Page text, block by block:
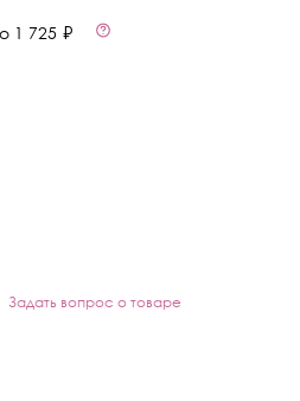
1 725 ₽
Задать вопрос о товаре